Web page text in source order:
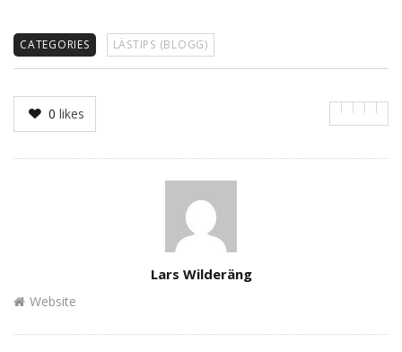
CATEGORIES LÄSTIPS (BLOGG)
0 likes
Lars Wilderäng
Website